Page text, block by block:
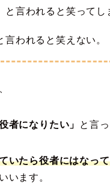
と言われると笑ってし
言われると笑えない。
役者になりたい」 と言
いたら役者にはなっ
います。